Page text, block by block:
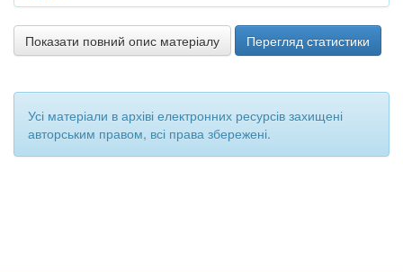
Показати повний опис матеріалу Перегляд статистики
Усі матеріали в архіві електронних ресурсів захищені
авторським правом, всі права збережені.